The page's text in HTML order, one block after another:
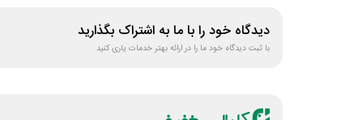
دیدگاه خود را با ما به اشتراک بگذارید
با ثبت دیدگاه خود ما را در ارائه بهتر خدمات یاری کنید